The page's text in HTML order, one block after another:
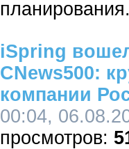
iSpring
CNews500:
компании
00:04,